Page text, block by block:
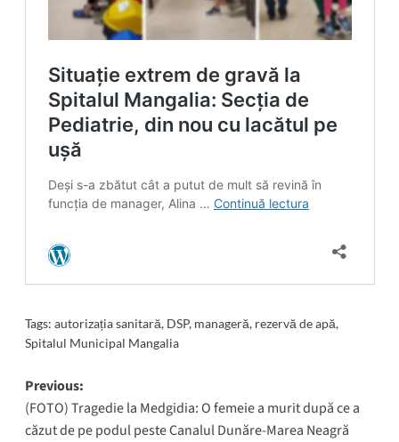
Tags: autorizația sanitară, DSP, manageră, rezervă de apă,
Spitalul Municipal Mangalia
Post
navigation
Previous:
(FOTO) Tragedie la Medgidia: O femeie a murit după ce a
căzut de pe podul peste Canalul Dunăre-Marea Neagră